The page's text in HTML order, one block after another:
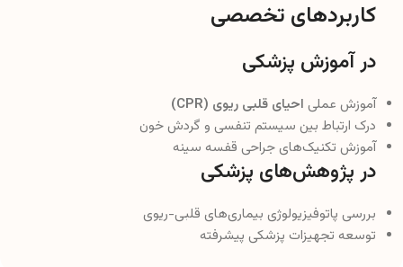
کاربردهای تخصصی
در آموزش پزشکی
آموزش عملی احیای قلبی ریوی (CPR)
درک ارتباط بین سیستم تنفسی و گردش خون
آموزش تکنیک‌های جراحی قفسه سینه
در پژوهش‌های پزشکی
بررسی پاتوفیزیولوژی بیماری‌های قلبی-ریوی
توسعه تجهیزات پزشکی پیشرفته